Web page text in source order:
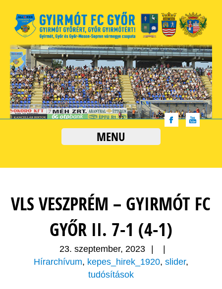
MENU
VLS VESZPRÉM – GYIRMÓT FC
GYŐR II. 7-1 (4-1)
23. szeptember, 2023
Hírarchívum, kepes_hirek_1920, slider,
tudósítások